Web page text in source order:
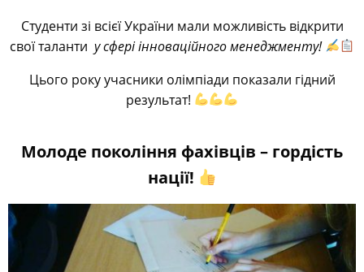
Студенти зі всієї України мали можливість відкрити
свої таланти у сфері інноваційного менеджменту!
Цього року учасники олімпіади показали гідний
результат!
Молоде покоління фахівців – гордість
нації!